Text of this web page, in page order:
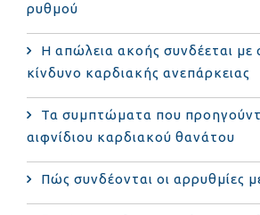
ρυθμού
Η απώλεια ακοής συνδέεται με
κίνδυνο καρδιακής ανεπάρκειας
Τα συμπτώματα που
αιφνίδιου καρδιακού θανάτου
Πώς συνδέονται οι αρρυθμίες